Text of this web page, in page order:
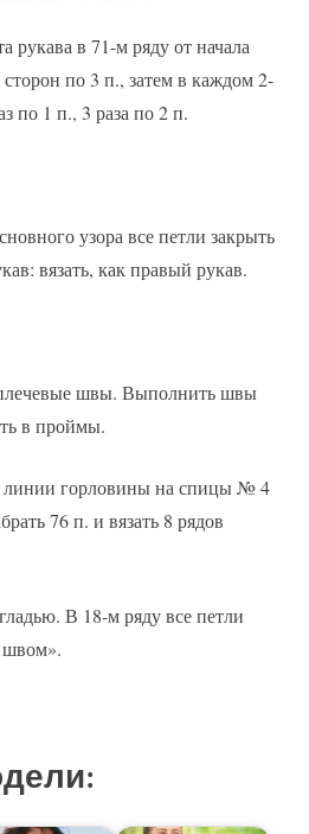
рукава в 71-м ряду от начала
по 3 п., затем в каждом 2-
по 1 п., 3 раза по 2 п.
узора все петли закрыть
вязать, как правый рукав.
швы. Выполнить швы
в проймы.
линии горловины на спицы № 4
76 п. и вязать 8 рядов
В 18-м ряду все петли
швом».